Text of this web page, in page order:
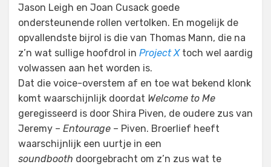
Jason Leigh en Joan Cusack goede
ondersteunende rollen vertolken. En mogelijk de
opvallendste bijrol is die van Thomas Mann, die na
z’n wat sullige hoofdrol in Project Xtoch wel aardig
volwassen aan het worden is.
Dat die voice-overstem af en toe wat bekend klonk
komt waarschijnlijk doordat Welcome to Me
geregisseerd is door Shira Piven, de oudere zus van
Jeremy – Entourage – Piven. Broerlief heeft
waarschijnlijk een uurtje in een
soundbooth doorgebracht om z’n zus wat te